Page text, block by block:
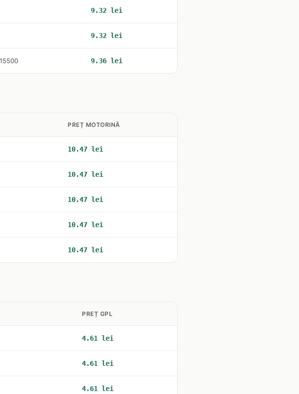
9.32 lei
9.32 lei
9.36 lei
PREȚ MOTORINĂ
10.47 lei
10.47 lei
10.47 lei
10.47 lei
10.47 lei
PREȚ GPL
4.61 lei
4.61 lei
4.61 lei